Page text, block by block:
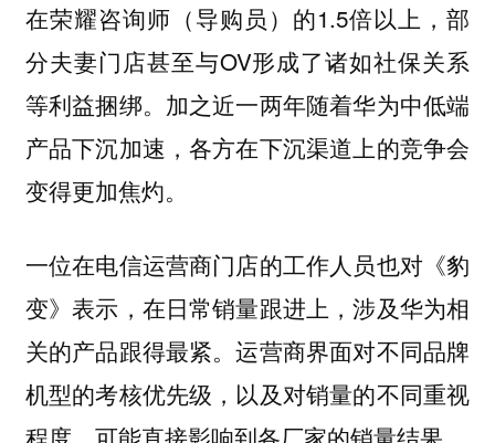
在荣耀咨询师（导购员）的1.5倍以上，部
分夫妻门店甚至与OV形成了诸如社保关系
等利益捆绑。加之近一两年随着华为中低端
产品下沉加速，各方在下沉渠道上的竞争会
变得更加焦灼。
一位在电信运营商门店的工作人员也对《豹
变》表示，在日常销量跟进上，涉及华为相
关的产品跟得最紧。运营商界面对不同品牌
机型的考核优先级，以及对销量的不同重视
程度，可能直接影响到各厂家的销量结果。